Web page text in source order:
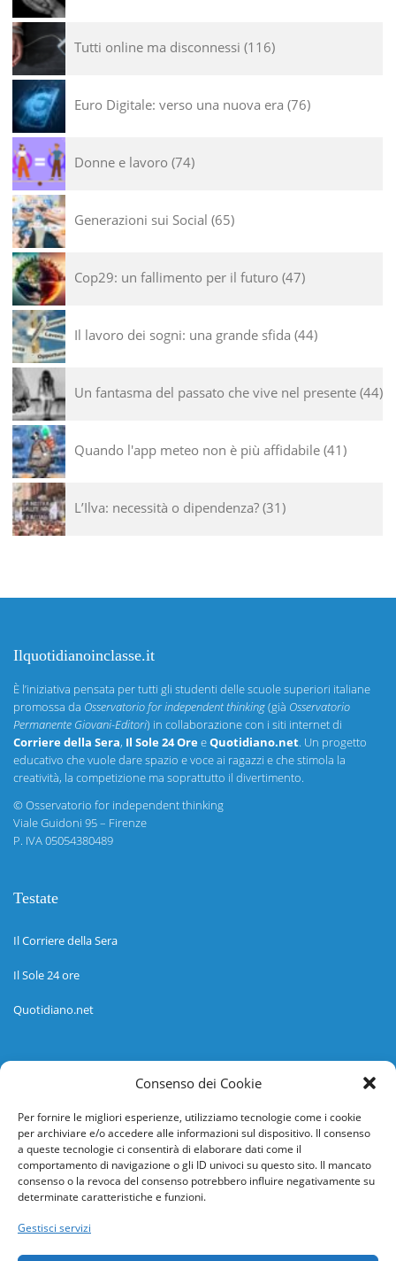
Consenso dei Cookie
Per fornire le migliori esperienze, utilizziamo tecnologie come i cookie
per archiviare e/o accedere alle informazioni sul dispositivo. Il consenso
a queste tecnologie ci consentirà di elaborare dati come il
comportamento di navigazione o gli ID univoci su questo sito. Il mancato
consenso o la revoca del consenso potrebbero influire negativamente su
determinate caratteristiche e funzioni.
Gestisci servizi
Tutti online ma disconnessi 116
Euro Digitale: verso una nuova era 76
Donne e lavoro 74
Generazioni sui Social 65
Cop29: un fallimento per il futuro 47
Il lavoro dei sogni: una grande sfida 44
Un fantasma del passato che vive nel presente 44
Quando l'app meteo non è più affidabile 41
L’Ilva: necessità o dipendenza? 31
Ilquotidianoinclasse.it
È l’iniziativa pensata per tutti gli studenti delle scuole superiori italiane
promossa da Osservatorio for independent thinking(già Osservatorio
Permanente Giovani-Editori) in collaborazione con i siti internet di
Corriere della Sera, Il Sole 24 OreeQuotidiano.net. Un progetto
educativo che vuole dare spazio e voce ai ragazzi e che stimola la
creatività, la competizione ma soprattutto il divertimento.
©Osservatorio for independent thinking
Viale Guidoni 95 – Firenze
P. IVA 05054380489
Testate
Il Corriere della Sera
Il Sole 24 ore
Quotidiano.net
Informazioni
Help desk
Guida rapida